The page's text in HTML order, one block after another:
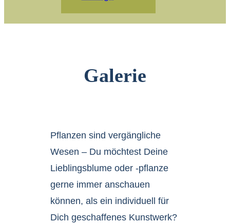
Galerie
Pflanzen sind vergängliche
Wesen – Du möchtest Deine
Lieblingsblume oder -pflanze
gerne immer anschauen
können, als ein individuell für
Dich geschaffenes Kunstwerk?